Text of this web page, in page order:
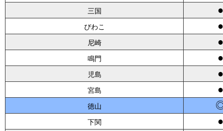
三国 ●
びわこ ●
尼崎 ●
鳴門 ●
児島 ●
宮島 ●
徳山
下関 ●